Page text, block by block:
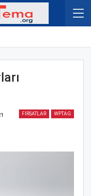
FIRSATLAR WPTAG